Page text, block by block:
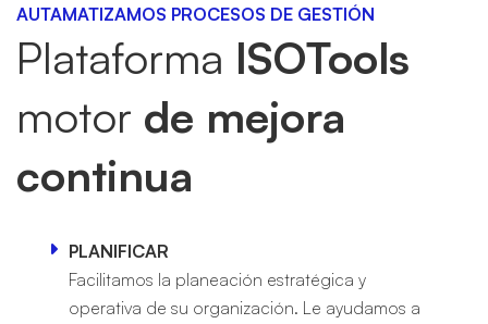
AUTAMATIZAMOS PROCESOS DE GESTIÓN
Plataforma ISOTools
motor de mejora
continua
PLANIFICAR
Facilitamos la planeación estratégica y
operativa de su organización. Le ayudamos a